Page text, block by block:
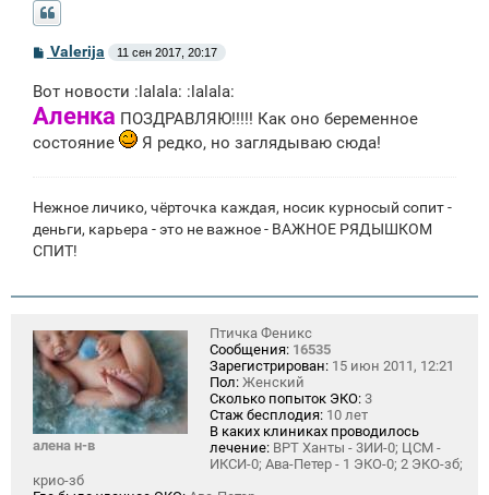
С
о
б
щ
е
н
Valerija 11 сен 2017, 20:17
Вот новости :lalala: :lalala:
Аленка ПОЗДРАВЛЯЮ!!!!! Как оно беременное
состояние
Я редко, но заглядываю сюда!
Нежное личико, чёрточка каждая, носик курносый сопит -
деньги, карьера - это не важное - ВАЖНОЕ РЯДЫШКОМ
СПИТ!
алена н-в
Птичка Феникс
Сообщения: 16535
Зарегистрирован: 15 июн 2011, 12:21
Пол: Женский
Сколько попыток ЭКО: 3
Стаж бесплодия: 10 лет
В каких клиниках проводилось
лечение: ВРТ Ханты - 3ИИ-0; ЦСМ -
ИКСИ-0; Ава-Петер - 1 ЭКО-0; 2 ЭКО-зб;
крио-зб